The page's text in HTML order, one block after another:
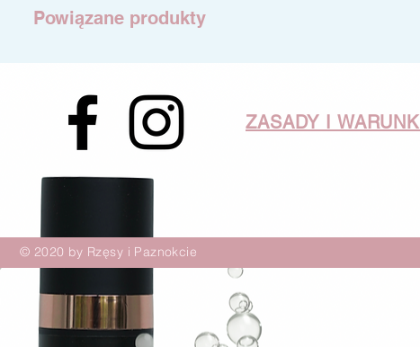
Powiązane produkty
ZASADY I WARUNKI
© 2020 by Rzęsy i Paznokcie